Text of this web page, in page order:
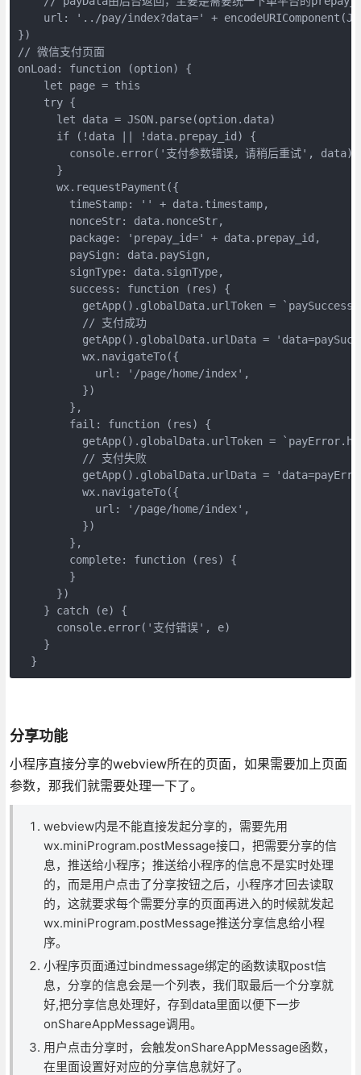
url: '../pay/index?data=' +
})
// 微信支付页面
onLoad: function (option) {
    let page = this
    try {
      let data = JSON.parse(option.data)
      if (!data || !data.prepay_id) {
        console.error('支付参数错误，请稍后重试', data)
      }
      wx.requestPayment({
        timeStamp: '' + data.timestamp,
        nonceStr: data.nonceStr,
        package: 'prepay_id=' + data.prepay_id,
        paySign: data.paySign,
        signType: data.signType,
        success: function (res) {
getApp().globalData.urlToken =
          // 支付成功
getApp().globalData.urlData =
          wx.navigateTo({
            url: '/page/home/index',
          })
        },
        fail: function (res) {
getApp().globalData.urlToken =
          // 支付失败
getApp().globalData.urlData =
          wx.navigateTo({
            url: '/page/home/index',
          })
        },
        complete: function (res) {
        }
      })
    } catch (e) {
      console.error('支付错误', e)
    }
  }
分享功能
小程序直接分享的webview所在的页面，如果需要加上页面
参数，那我们就需要处理一下了。
webview内是不能直接发起分享的，需要先用
wx.miniProgram.postMessage接口，把需要分享的信
息，推送给小程序；推送给小程序的信息不是实时处理
的，而是用户点击了分享按钮之后，小程序才回去读取
的，这就要求每个需要分享的页面再进入的时候就发起
wx.miniProgram.postMessage推送分享信息给小程
序。
小程序页面通过bindmessage绑定的函数读取post信
息，分享的信息会是一个列表，我们取最后一个分享就
好,把分享信息处理好，存到data里面以便下一步
onShareAppMessage调用。
用户点击分享时，会触发onShareAppMessage函数，
在里面设置好对应的分享信息就好了。